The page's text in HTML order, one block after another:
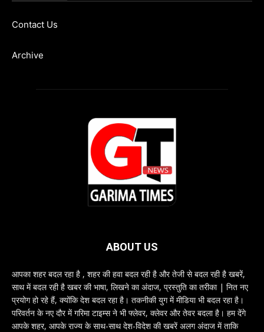
Contact Us
Archive
ABOUT US
आपका शहर बदल रहा है , शहर की हवा बदल रही है और तेजी से बदल रही है खबरें,
साथ में बदल रही है खबर की भाषा, लिखने का अंदाज, प्रस्तुति का तरीका | नित नए
प्रयोग हो रहे हैं, क्योंकि देश बदल रहा है। तकनीकी युग में मीडिया भी बदल रहा है।
परिवर्तन के नए दौर में गरिमा टाइम्स ने भी फ्लेवर, क्लेवर और तेवर बदला है। हम देंगे
आपके शहर, आपके राज्य के साथ-साथ देश-विदेश की खबरें अलग अंदाज में ताकि